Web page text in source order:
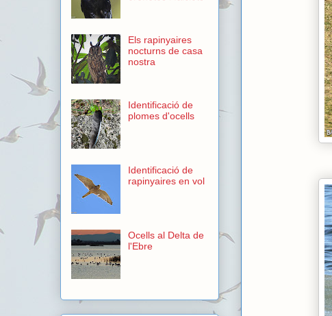
Els rapinyaires
nocturns de casa
nostra
Identificació de
plomes d'ocells
Identificació de
rapinyaires en vol
Ocells al Delta de
l'Ebre